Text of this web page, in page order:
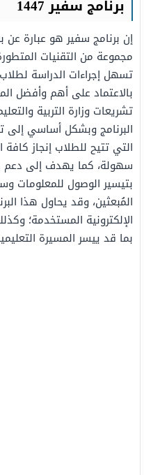
برنامج سفير 1447
إن برنامج سفير هو عبارة عن
مجموعة من التقنيات
تسهل إجراءات الدراسة
بالاعتماد على أهم وأفضل
تشريعات وزارة التربية
البرنامج وبشكل أساسي إلى
التي تتيح للطلاب إنجاز
سهولة، كما يهدف إلى دعم
بتيسير الوصول للمعلومات
المُبعثين، وقد يحاول هذا
الإلكترونية المستخدمة؛
بما قد ييسر المسيرة